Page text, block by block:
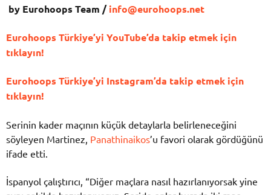
by Eurohoops Team /info@eurohoops.net
Eurohoops Türkiye’yi YouTube’da takip etmek için
tıklayın!
Eurohoops Türkiye’yi Instagram’da takip etmek için
tıklayın!
Serinin kader maçının küçük detaylarla belirleneceğini
söyleyen Martinez, Panathinaikos’u favori olarak gördüğünü
ifade etti.
İspanyol çalıştırıcı, “Diğer maçlara nasıl hazırlanıyorsak yine